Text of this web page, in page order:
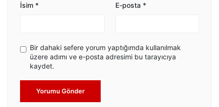
İsim * E-posta *
Bir dahaki sefere yorum yaptığımda kullanılmak
üzere adımı ve e-posta adresimi bu tarayıcıya
kaydet.
Yorumu Gönder